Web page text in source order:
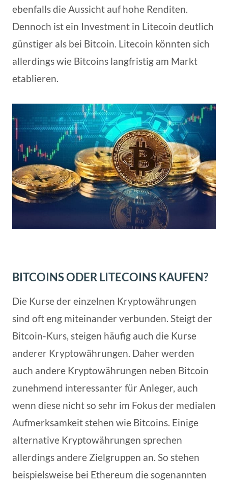
ebenfalls die Aussicht auf hohe Renditen.
Dennoch ist ein Investment in Litecoin deutlich
günstiger als bei Bitcoin. Litecoin könnten sich
allerdings wie Bitcoins langfristig am Markt
etablieren.
BITCOINS ODER LITECOINS KAUFEN?
Die Kurse der einzelnen Kryptowährungen
sind oft eng miteinander verbunden. Steigt der
Bitcoin-Kurs, steigen häufig auch die Kurse
anderer Kryptowährungen. Daher werden
auch andere Kryptowährungen neben Bitcoin
zunehmend interessanter für Anleger, auch
wenn diese nicht so sehr im Fokus der medialen
Aufmerksamkeit stehen wie Bitcoins. Einige
alternative Kryptowährungen sprechen
allerdings andere Zielgruppen an. So stehen
beispielsweise bei Ethereum die sogenannten